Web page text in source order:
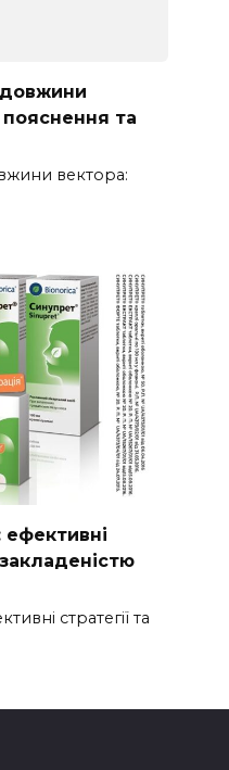
та
вектора:
ефективні
стратегії та